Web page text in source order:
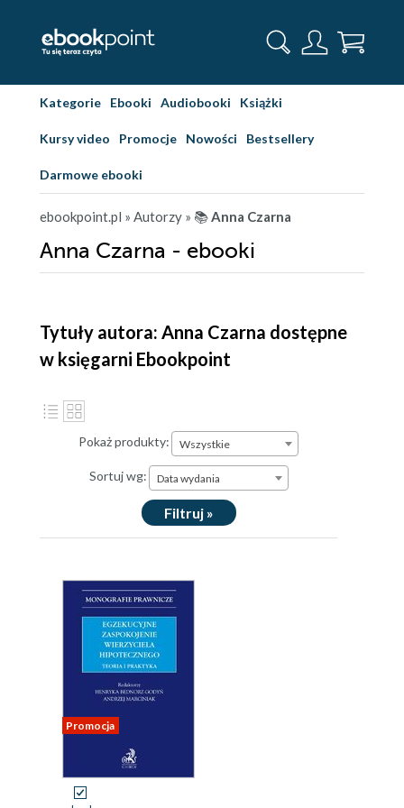
Kategorie Ebooki Audiobooki Książki
Kursy video Promocje Nowości Bestsellery
Darmowe ebooki
ebookpoint.pl » Autorzy » 📚Anna Czarna
Anna Czarna - ebooki
Tytuły autora: Anna Czarna dostępne
w księgarni Ebookpoint
Pokaż produkty: Wszystkie
Sortuj wg: Data wydania
Filtruj »
Promocja